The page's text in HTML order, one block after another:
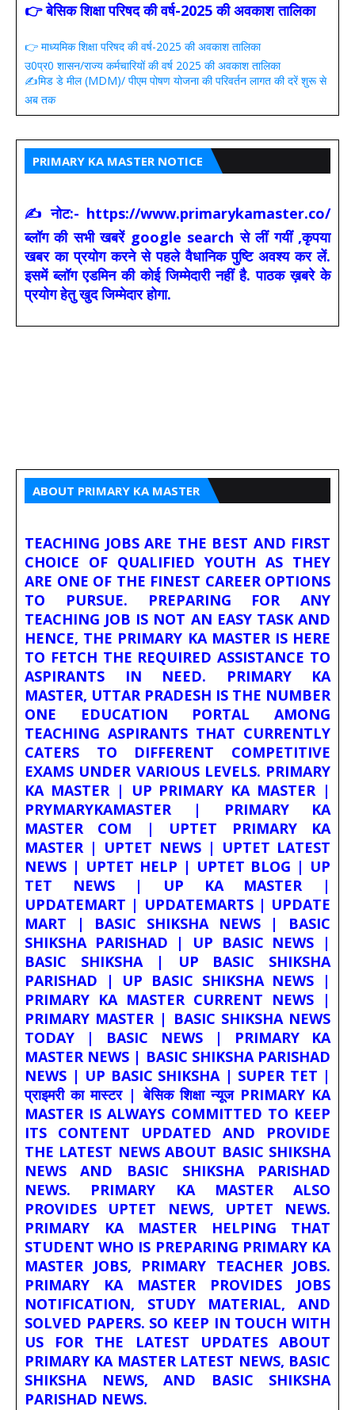
👉 बेसिक शिक्षा परिषद की वर्ष-2025 की अवकाश तालिका
👉 माध्यमिक शिक्षा परिषद की वर्ष-2025 की अवकाश तालिका
उ0प्र0 शासन/राज्य कर्मचारियों की वर्ष 2025 की अवकाश तालिका
✍️मिड डे मील (MDM)/ पीएम पोषण योजना की परिवर्तन लागत की दरें शुरू से
अब तक
PRIMARY KA MASTER NOTICE
✍ नोट:- https://www.primarykamaster.co/
ब्लॉग की सभी खबरें google search से लीं गयीं ,कृपया
खबर का प्रयोग करने से पहले वैधानिक पुष्टि अवश्य कर लें.
इसमें ब्लॉग एडमिन की कोई जिम्मेदारी नहीं है. पाठक ख़बरे के
प्रयोग हेतु खुद जिम्मेदार होगा.
ABOUT PRIMARY KA MASTER
TEACHING JOBS ARE THE BEST AND FIRST
CHOICE OF QUALIFIED YOUTH AS THEY
ARE ONE OF THE FINEST CAREER OPTIONS
TO PURSUE. PREPARING FOR ANY
TEACHING JOB IS NOT AN EASY TASK AND
HENCE, THE PRIMARY KA MASTER IS HERE
TO FETCH THE REQUIRED ASSISTANCE TO
ASPIRANTS IN NEED. PRIMARY KA
MASTER, UTTAR PRADESH IS THE NUMBER
ONE EDUCATION PORTAL AMONG
TEACHING ASPIRANTS THAT CURRENTLY
CATERS TO DIFFERENT COMPETITIVE
EXAMS UNDER VARIOUS LEVELS. PRIMARY
KA MASTER | UP PRIMARY KA MASTER |
PRYMARYKAMASTER | PRIMARY KA
MASTER COM | UPTET PRIMARY KA
MASTER | UPTET NEWS | UPTET LATEST
NEWS | UPTET HELP | UPTET BLOG | UP
TET NEWS | UP KA MASTER |
UPDATEMART | UPDATEMARTS | UPDATE
MART | BASIC SHIKSHA NEWS | BASIC
SHIKSHA PARISHAD | UP BASIC NEWS |
BASIC SHIKSHA | UP BASIC SHIKSHA
PARISHAD | UP BASIC SHIKSHA NEWS |
PRIMARY KA MASTER CURRENT NEWS |
PRIMARY MASTER | BASIC SHIKSHA NEWS
TODAY | BASIC NEWS | PRIMARY KA
MASTER NEWS | BASIC SHIKSHA PARISHAD
NEWS | UP BASIC SHIKSHA | SUPER TET |
प्राइमरी का मास्टर | बेसिक शिक्षा न्यूज PRIMARY KA
MASTER IS ALWAYS COMMITTED TO KEEP
ITS CONTENT UPDATED AND PROVIDE
THE LATEST NEWS ABOUT BASIC SHIKSHA
NEWS AND BASIC SHIKSHA PARISHAD
NEWS. PRIMARY KA MASTER ALSO
PROVIDES UPTET NEWS, UPTET NEWS.
PRIMARY KA MASTER HELPING THAT
STUDENT WHO IS PREPARING PRIMARY KA
MASTER JOBS, PRIMARY TEACHER JOBS.
PRIMARY KA MASTER PROVIDES JOBS
NOTIFICATION, STUDY MATERIAL, AND
SOLVED PAPERS. SO KEEP IN TOUCH WITH
US FOR THE LATEST UPDATES ABOUT
PRIMARY KA MASTER LATEST NEWS, BASIC
SHIKSHA NEWS, AND BASIC SHIKSHA
PARISHAD NEWS.